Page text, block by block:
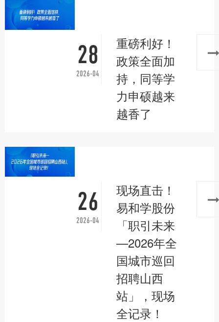
28
2026-04
重磅利好！
政策全面加
持，同等学
力申硕越来
越香了
26
2026-04
现场直击！
易和学股份
「职引未来
—2026年全
国城市巡回
招聘山西
站」，现场
全记录！